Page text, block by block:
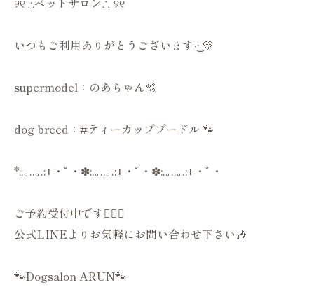
いつもご利用ありがとうございます·͜· 💛
supermodel：のあちゃん🫧
dog breed：#ティーカッププードル 🐾
*:.｡..｡.:+・ﾟ・✽:.｡..｡.:+・ﾟ・✽:.｡..｡.:+・ﾟ・
ご予約受付中です💁🏻‍♀️
公式LINEよりお気軽にお問い合わせ下さい🎶
🐾Dogsalon ARUN🐾